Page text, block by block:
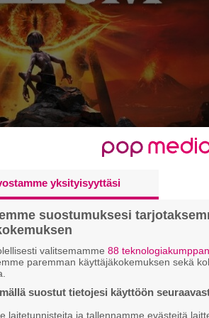
Klonkku-pelin
parissa
kehittäjältä on luvassa lisää
yksityisyyttäsi
suostumuksesi
valitsemamme 88
paremman käyttäjäkokemuksen sekä
suostut tietojesi käyttöön
laitetunnisteita ja tallennamme evästeitä